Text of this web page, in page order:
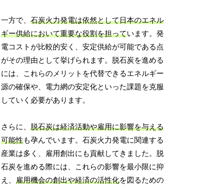
一方で、石炭火力発電は依然として日本のエネル
ギー供給において重要な役割を担っています。発
電コストが比較的安く、安定供給が可能である点
がその理由として挙げられます。脱石炭を進める
には、これらのメリットを代替できるエネルギー
源の確保や、電力網の安定化といった課題を克服
していく必要があります。
さらに、脱石炭は経済活動や雇用に影響を与える
可能性も孕んでいます。石炭火力発電に関連する
産業は多く、雇用創出にも貢献してきました。脱
石炭を進める際には、これらの影響を最小限に抑
え、雇用機会の創出や経済の活性化を図るための